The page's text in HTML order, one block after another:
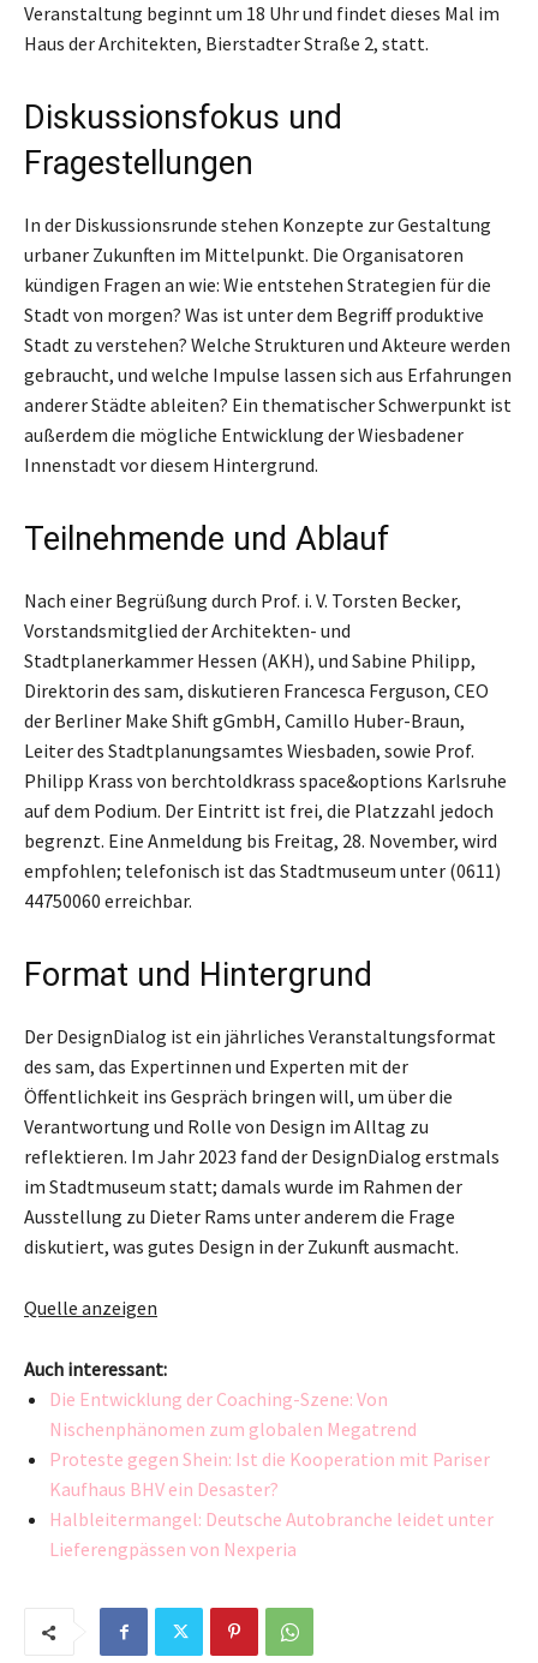
Veranstaltung beginnt um 18 Uhr und findet dieses Mal im
Haus der Architekten, Bierstadter Straße 2, statt.
Diskussionsfokus und
Fragestellungen
In der Diskussionsrunde stehen Konzepte zur Gestaltung
urbaner Zukunften im Mittelpunkt. Die Organisatoren
kündigen Fragen an wie: Wie entstehen Strategien für die
Stadt von morgen? Was ist unter dem Begriff produktive
Stadt zu verstehen? Welche Strukturen und Akteure werden
gebraucht, und welche Impulse lassen sich aus Erfahrungen
anderer Städte ableiten? Ein thematischer Schwerpunkt ist
außerdem die mögliche Entwicklung der Wiesbadener
Innenstadt vor diesem Hintergrund.
Teilnehmende und Ablauf
Nach einer Begrüßung durch Prof. i. V. Torsten Becker,
Vorstandsmitglied der Architekten- und
Stadtplanerkammer Hessen (AKH), und Sabine Philipp,
Direktorin des sam, diskutieren Francesca Ferguson, CEO
der Berliner Make Shift gGmbH, Camillo Huber-Braun,
Leiter des Stadtplanungsamtes Wiesbaden, sowie Prof.
Philipp Krass von berchtoldkrass space&options Karlsruhe
auf dem Podium. Der Eintritt ist frei, die Platzzahl jedoch
begrenzt. Eine Anmeldung bis Freitag, 28. November, wird
empfohlen; telefonisch ist das Stadtmuseum unter (0611)
44750060 erreichbar.
Format und Hintergrund
Der DesignDialog ist ein jährliches Veranstaltungsformat
des sam, das Expertinnen und Experten mit der
Öffentlichkeit ins Gespräch bringen will, um über die
Verantwortung und Rolle von Design im Alltag zu
reflektieren. Im Jahr 2023 fand der DesignDialog erstmals
im Stadtmuseum statt; damals wurde im Rahmen der
Ausstellung zu Dieter Rams unter anderem die Frage
diskutiert, was gutes Design in der Zukunft ausmacht.
Quelle anzeigen
Auch interessant:
Die Entwicklung der Coaching-Szene: Von
Nischenphänomen zum globalen Megatrend
Proteste gegen Shein: Ist die Kooperation mit Pariser
Kaufhaus BHV ein Desaster?
Halbleitermangel: Deutsche Autobranche leidet unter
Lieferengpässen von Nexperia